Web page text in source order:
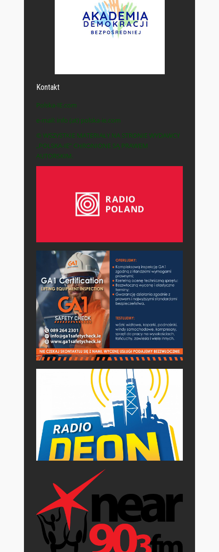
Kontakt
Polska-IE.com
e-mail: info (at) polska-ie.com
© WSZYSTKIE MATERIAŁY NA STRONIE WYDAWCY
„POLSKA-IE” CHRONIONE SĄ PRAWEM
AUTORSKIM.